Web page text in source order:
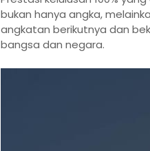
bukan hanya angka,
angkatan berikutnya dan
bangsa dan negara.